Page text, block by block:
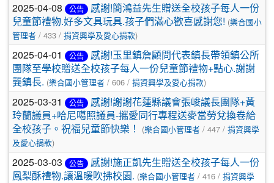
2025-04-08 公告
感謝!簡鴻益先生贈送全校孩子每人一份
兒童節禮物.好多文具玩具.孩子們滿心歡喜感謝您! (樂合國小
管理者 / 433 / 捐資興學及愛心捐款)
2025-04-01 公告
感謝!玉里鎮詹顧問代表鎮長帶領鎮公所
團隊至學校贈送全校孩子每人一份兒童節禮物+點心.謝謝
龔鎮長. (樂合國小管理者 / 606 / 捐資興學及愛心捐款)
2025-03-31 公告
感謝!謝謝花蓮縣議會張峻議長團隊+黃
玲蘭議員+哈尼噶照議員-攜愛同行專程送麥當勞兌換卷給
全校孩子。祝福兒童節快樂！
(樂合國小管理者 / 447 / 捐資興學
及愛心捐款)
2025-03-03 公告
感謝!施正凱先生贈送全校孩子每人一份
鳳梨酥禮物.讓溫暖吹拂校園. (樂合國小管理者 / 416 / 捐資興學